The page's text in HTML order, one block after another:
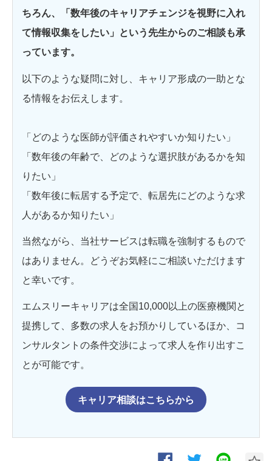
ちろん、「数年後のキャリアチェンジを視野に入れ
て情報収集をしたい」という先生からのご相談も承
っています。
以下のような疑問に対し、キャリア形成の一助とな
る情報をお伝えします。
「どのような医師が評価されやすいか知りたい」
「数年後の年齢で、どのような選択肢があるかを知
りたい」
「数年後に転居する予定で、転居先にどのような求
人があるか知りたい」
当然ながら、当社サービスは転職を強制するもので
はありません。どうぞお気軽にご相談いただけます
と幸いです。
エムスリーキャリアは全国10,000以上の医療機関と
提携して、多数の求人をお預かりしているほか、コ
ンサルタントの条件交渉によって求人を作り出すこ
とが可能です。
キャリア相談はこちらから